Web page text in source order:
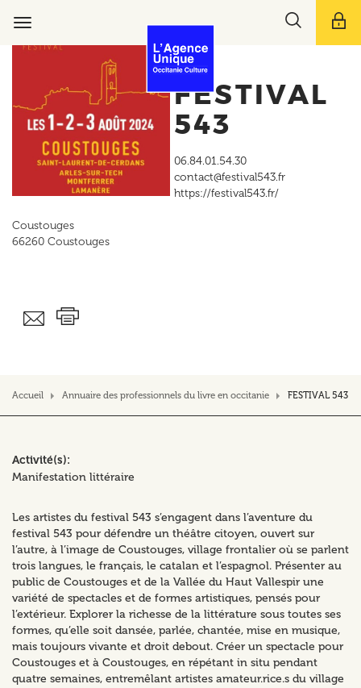
navigation
Toggle
FESTIVAL
543
06.84.01.54.30
contact@festival543.fr
https://festival543.fr/
Coustouges
66260 Coustouges
Accueil Annuaire des professionnels du livre en occitanie FESTIVAL 543
Activité(s)
Manifestation littéraire
Les artistes du festival 543 s’engagent dans l’aventure du
festival 543 pour défendre un théâtre citoyen, ouvert sur
l’autre, à l’image de Coustouges, village frontalier où se parlent
trois langues, le français, le catalan et l’espagnol. Présenter au
public de Coustouges et de la Vallée du Haut Vallespir une
variété de spectacles et de formes artistiques, pensés pour
l’extérieur. Explorer la richesse de la littérature sous toutes ses
formes, qu’elle soit dansée, parlée, chantée, mise en musique,
mais toujours vivante et droit debout. Créer un spectacle pour
Coustouges et à Coustouges, en répétant in situ pendant
quatre semaines, entremêlant artistes amateur.rice.s du village